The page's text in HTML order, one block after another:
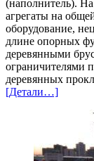
(наполнитель).
агрегаты на
оборудование,
длине опорных
деревянными
ограничителями
деревянных
[Детали…]